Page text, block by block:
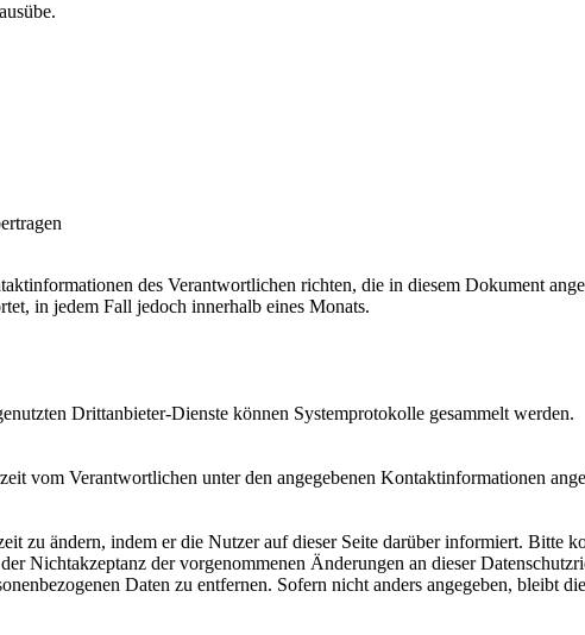
des Verantwortlichen richten, die in diesem Dokument
in jedem Fall jedoch innerhalb eines Monats.
Drittanbieter-Dienste können Systemprotokolle gesammelt werden.
vom Verantwortlichen unter den angegebenen Kontaktinformationen
zu ändern, indem er die Nutzer auf dieser Seite darüber informiert. Bitte
Nichtakzeptanz der vorgenommenen Änderungen an dieser
Daten zu entfernen. Sofern nicht anders angegeben, bleibt